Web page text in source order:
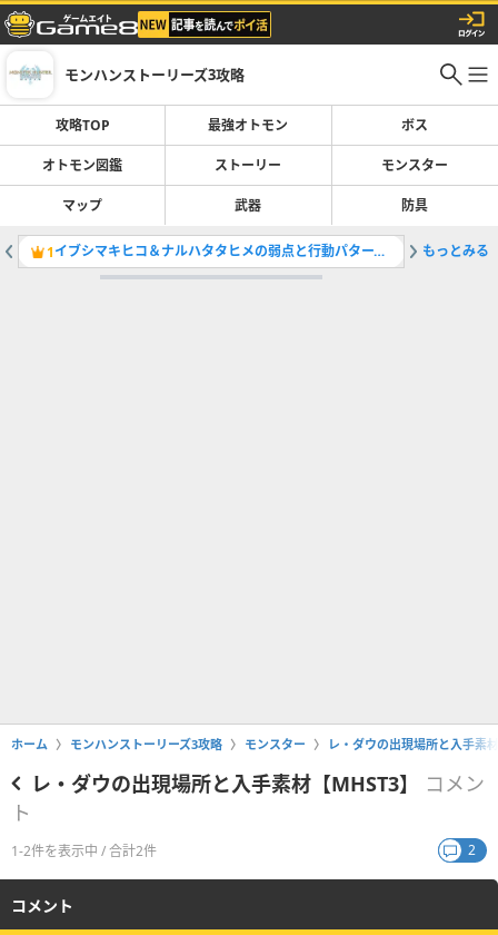
モンハンストーリーズ3攻略
攻略TOP 最強オトモン ボス
オトモン図鑑 ストーリー モンスター
マップ 武器 防具
1 イブシマキヒコ＆ナルハタタヒメの弱点と行動パターン攻略 2侵獣の
もっとみる
ホーム モンハンストーリーズ3攻略 モンスター レ・ダウの出現場所と入手素
レ・ダウの出現場所と入手素材【MHST3】
コメン
ト
1-2件を表示中 / 合計2件 2
コメント